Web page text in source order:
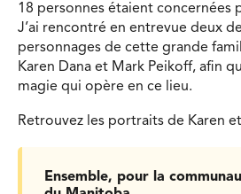
18 personnes étaient concernées
J’ai rencontré en entrevue deux
personnages de cette grande
Karen Dana et Mark Peikoff, afin
magie qui opère en ce lieu.
Retrouvez les portraits de Karen
Ensemble, pour la